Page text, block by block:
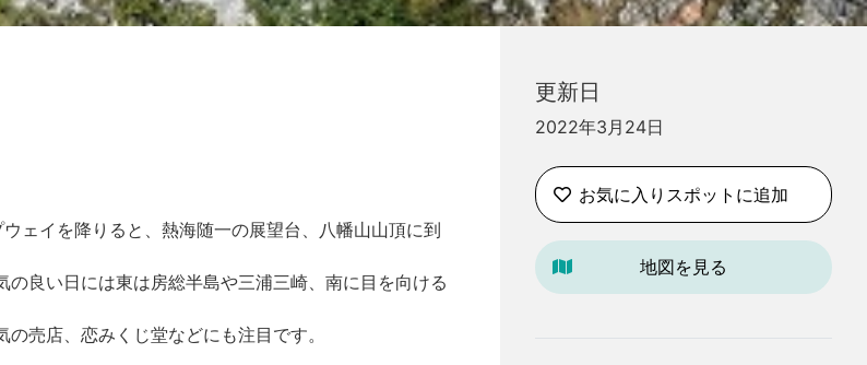
ェイを降りると、熱海随一の展望台、八幡山山頂に到
良い日には東は房総半島や三浦三崎、南に目を向ける
売店、恋みくじ堂などにも注目です。
更新日
2022年3月24日
お気に入りスポットに追加
地図を見る